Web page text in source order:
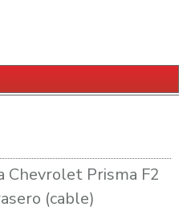
Chevrolet Prisma F2
(cable)